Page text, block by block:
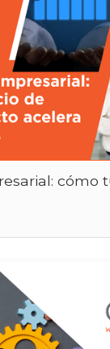
cómo